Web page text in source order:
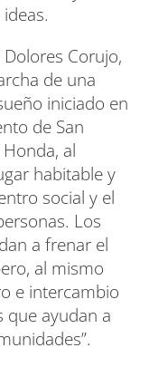
Corujo,
de una
iniciado en
de San
al
habitable y
social y el
Los
a frenar el
al mismo
e intercambio
que ayudan a